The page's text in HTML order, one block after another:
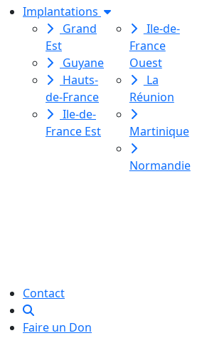
Implantations
Grand
Est
Guyane
Hauts-
de-France
Ile-de-
France Est
Ile-de-
France
Ouest
La
Réunion
Martinique
Normandie
Contact
Faire un Don